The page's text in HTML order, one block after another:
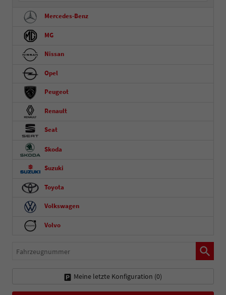
Mercedes-Benz
MG
Nissan
Opel
Peugeot
Renault
Seat
Skoda
Suzuki
Toyota
Volkswagen
Volvo
Fahrzeugnummer
Meine letzte Konfiguration (0)